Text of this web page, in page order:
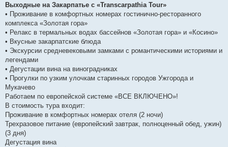
в
д
о
л
е
н
я
Выходные на Закарпатье с «Transcarpathia Tour»
• Проживание в комфортных номерах гостинично-ресторанного
комплекса «Золотая гора»
• Релакс в термальных водах бассейнов «Золотая гора» и «Косино»
• Вкусные закарпатские блюда
• Экскурсии средневековыми замками с романтическими историями и
легендами
• Дегустации вина на виноградниках
• Прогулки по узким улочкам старинных городов Ужгорода и
Мукачево
Работаем по европейской системе «ВСЕ ВКЛЮЧЕНО»!
В стоимость тура входит:
Проживание в комфортных номерах отеля (2 ночи)
Трехразовое питание (европейский завтрак, полноценный обед, ужин)
(3 дня)
Дегустация вина